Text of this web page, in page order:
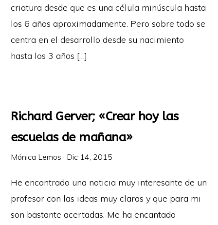
criatura desde que es una célula minúscula hasta
los 6 años aproximadamente. Pero sobre todo se
centra en el desarrollo desde su nacimiento
hasta los 3 años […]
Richard Gerver; «Crear hoy las
escuelas de mañana»
Mónica Lemos · Dic 14, 2015
He encontrado una noticia muy interesante de un
profesor con las ideas muy claras y que para mi
son bastante acertadas. Me ha encantado